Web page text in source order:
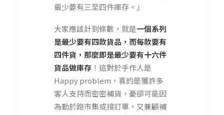
最少要有三至四件庫存。」
大家應該計到條數，就是一個系列
是最少要有四款貨品，而每款要有
四件貨，那麼即是最少要有十六件
貨品做庫存 ！這對於手作人是
Happy problem，喜的是獲許多
客人支持而密密補貨，憂卻可能因
為勤於跑市集或接訂單，又兼顧補